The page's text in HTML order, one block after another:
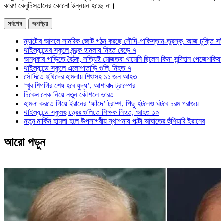
কারণ বেলুচিস্তানের কোনো উন্নয়ন হচ্ছে না।
সর্বশেষ জনপ্রিয়
ন্যাটোর আদলে সামরিক জোট গঠন করছে সৌদি-পাকিস্তান-তুরস্ক, আজ চুক্তি
থাইল্যান্ডের স্কুলে বন্দুক হামলায় নিহত বেড়ে ৭
অন্ধকার গাড়িতে বৈঠক, সত্যিই মোজতবা খামেনি ছিলেন কিনা সন্দিহান
থাইল্যান্ডে স্কুলে এলোপাতাড়ি গুলি, নিহত ৭
সৌদিতে হুথিদের হামলায় শিশুসহ ১১ জন আহত
‘খুব শিগগির শেষ হবে যুদ্ধ’, আশাবাদ ট্রাম্পের
চিকেন নেক নিয়ে নতুন কৌশলে ভারত
হামলা করতে গিয়ে ইরানের ‘ফাঁদে’ ট্রাম্প, পিছু হটলেও ঘটবে চরম পরাজয়
থাইল্যান্ডে স্কুলছাত্রের গুলিতে শিক্ষক নিহত, আহত ১০
নতুন মার্কিন হামলা হলে উপসাগরীয় স্থাপনায় পাল্টা আঘাতের হুঁশিয়ারি ইরানের
আরো পড়ুন